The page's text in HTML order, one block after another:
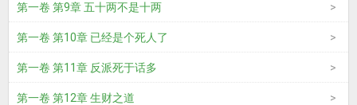
第一卷 第9章 五十两不是十两
第一卷 第10章 已经是个死人了
第一卷 第11章 反派死于话多
第一卷 第12章 生财之道